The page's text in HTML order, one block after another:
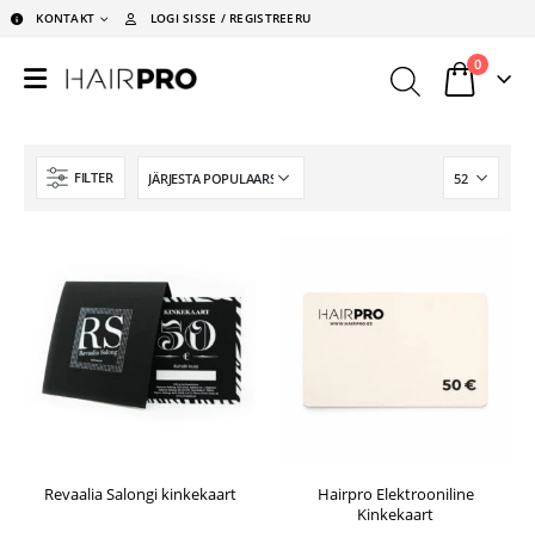
KONTAKT LOGI SISSE / REGISTREERU
0
FILTER
Revaalia Salongi kinkekaart
Hairpro Elektrooniline
Kinkekaart